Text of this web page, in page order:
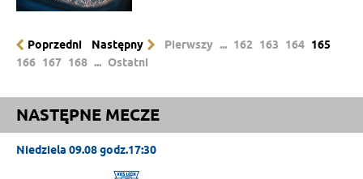
Poprzedni Następny Pierwszy ... 162 163 164 165
166 167 168 ... Ostatni
NASTĘPNE MECZE
Niedziela 09.08 godz.17:30